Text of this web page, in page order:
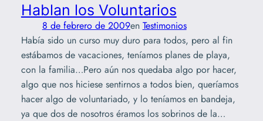
Hablan los Voluntarios
8 de febrero de 2009en Testimonios
Había sido un curso muy duro para todos, pero al fin
estábamos de vacaciones, teníamos planes de playa,
con la familia…Pero aún nos quedaba algo por hacer,
algo que nos hiciese sentirnos a todos bien, queríamos
hacer algo de voluntariado, y lo teníamos en bandeja,
ya que dos de nosotros éramos los sobrinos de la…